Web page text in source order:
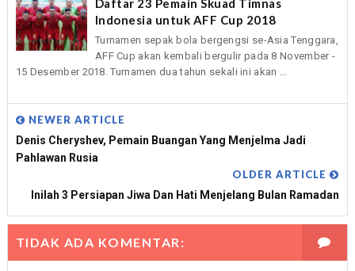
Daftar 23 Pemain Skuad Timnas
Indonesia untuk AFF Cup 2018
Turnamen sepak bola bergengsi se-Asia Tenggara,
AFF Cup akan kembali bergulir pada 8 November -
15 Desember 2018. Turnamen dua tahun sekali ini akan ...
NEWER ARTICLE
Denis Cheryshev, Pemain Buangan Yang Menjelma Jadi
Pahlawan Rusia
OLDER ARTICLE
Inilah 3 Persiapan Jiwa Dan Hati Menjelang Bulan Ramadan
TIDAK ADA KOMENTAR: